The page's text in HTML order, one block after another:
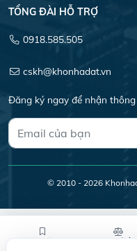
Lưu tin So sánh
TỔNG ĐÀI HỖ TRỢ
0918.585.505
cskh@khonhadat.vn
Đăng ký ngay để nhận
© 2010 - 2026